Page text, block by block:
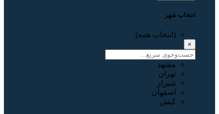
انتخاب شهر
(انتخاب همه)
×
مشهد
تهران
شیراز
اصفهان
کیش